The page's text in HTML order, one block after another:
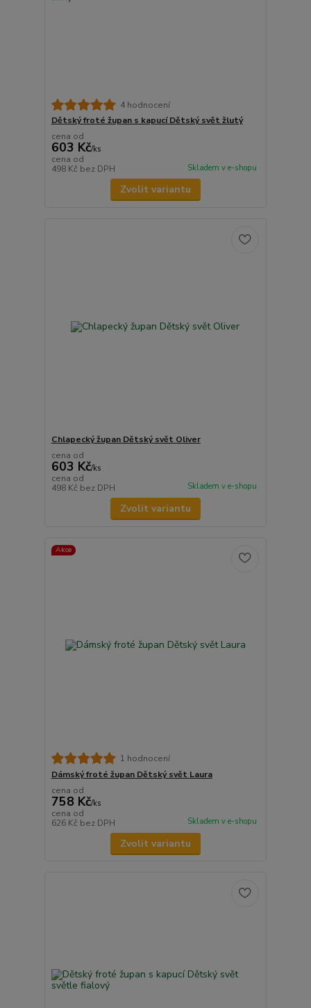
4 hodnocení
Dětský froté župan s kapucí Dětský svět žlutý
cena od
603 Kč/ks
cena od
498 Kč bez DPH Skladem v e-shopu
Zvolit variantu
Chlapecký župan Dětský svět Oliver
cena od
603 Kč/ks
cena od
498 Kč bez DPH Skladem v e-shopu
Zvolit variantu
Akce
1 hodnocení
Dámský froté župan Dětský svět Laura
cena od
758 Kč/ks
cena od
626 Kč bez DPH Skladem v e-shopu
Zvolit variantu